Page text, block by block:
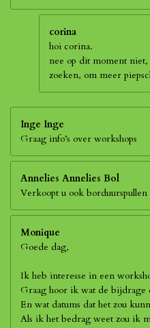
corina
hoi corina.
nee op dit moment
zoeken, om meer
Inge Inge
Graag info’s over workshops
Annelies Annelies Bol
Verkoopt u ook borduurspullen
Monique
Goede dag,
Ik heb interesse in een
Graag hoor ik wat de bijdrage
En wat datums dat het zou
Als ik het bedrag weet zou ik